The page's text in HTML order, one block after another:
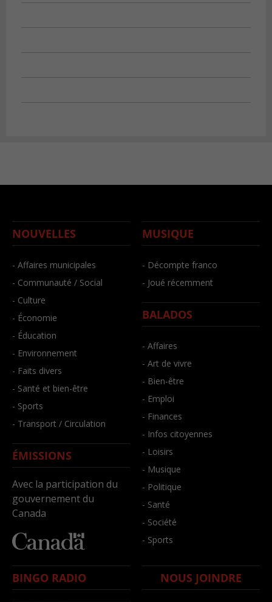
NOUVELLES
- Affaires municipales
- Communauté / Social
- Culture
- Économie
- Éducation
- Environnement
- Faits divers
- Santé et bien-être
- Sports
- Transport / Circulation
ÉMISSIONS
Avec la participation du
gouvernement du
Canada
MUSIQUE
- Décompte franco
- Joué récemment
BALADOS
- Affaires
- Art de vivre
- Bien-être
- Emploi
- Finances
- Infos citoyennes
- Loisirs
- Musique
- Politique
- Santé
- Société
- Sports
BINGO RADIO NOUS JOINDRE